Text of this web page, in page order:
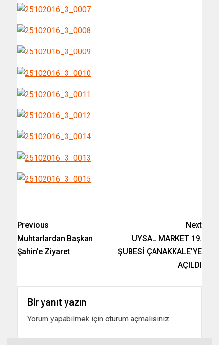
Previous
Muhtarlardan Başkan
Şahin’e Ziyaret
Next
UYSAL MARKET 19.
ŞUBESİ ÇANAKKALE’YE
AÇILDI
Bir yanıt yazın
Yorum yapabilmek için oturum açmalısınız.